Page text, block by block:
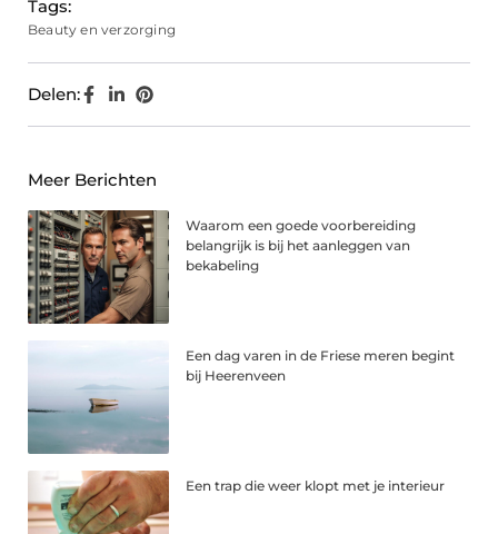
Tags:
Beauty en verzorging
Delen:
Meer Berichten
Waarom een goede voorbereiding
belangrijk is bij het aanleggen van
bekabeling
Een dag varen in de Friese meren begint
bij Heerenveen
Een trap die weer klopt met je interieur